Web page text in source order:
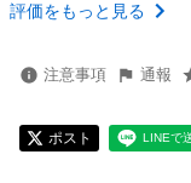
評価をもっと見る
注意事項 通報
ポスト LINEで